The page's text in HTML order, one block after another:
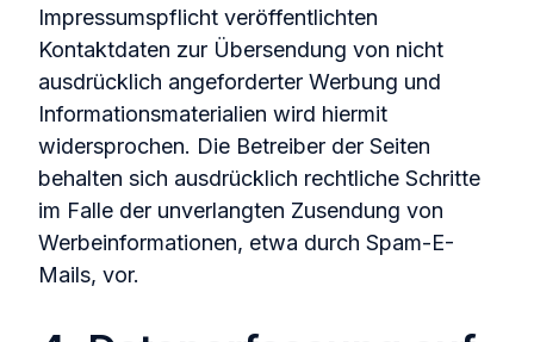
Impressumspflicht veröffentlichten
Kontaktdaten zur Übersendung von nicht
ausdrücklich angeforderter Werbung und
Informationsmaterialien wird hiermit
widersprochen. Die Betreiber der Seiten
behalten sich ausdrücklich rechtliche Schritte
im Falle der unverlangten Zusendung von
Werbeinformationen, etwa durch Spam-E-
Mails, vor.